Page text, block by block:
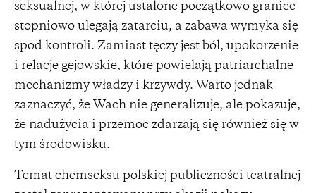
seksualnej, w której ustalone początkowo granice
stopniowo ulegają zatarciu, a zabawa wymyka się
spod kontroli. Zamiast tęczy jest ból, upokorzenie
i relacje gejowskie, które powielają patriarchalne
mechanizmy władzy i krzywdy. Warto jednak
zaznaczyć, że Wach nie generalizuje, ale pokazuje,
że nadużycia i przemoc zdarzają się również się w
tym środowisku.
Temat chemseksu polskiej publiczności teatralnej